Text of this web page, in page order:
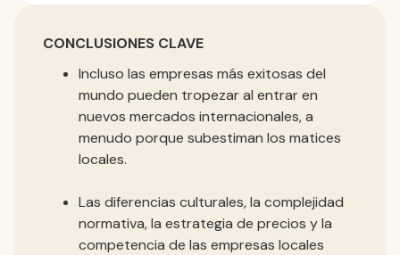
CONCLUSIONES CLAVE
Incluso las empresas más exitosas del
mundo pueden tropezar al entrar en
nuevos mercados internacionales, a
menudo porque subestiman los matices
locales.
Las diferencias culturales, la complejidad
normativa, la estrategia de precios y la
competencia de las empresas locales